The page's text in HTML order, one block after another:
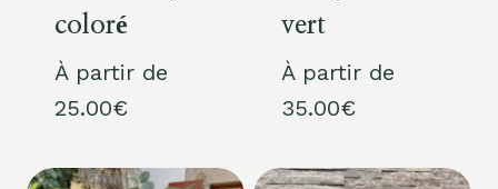
coloré
À partir de
25.00€
vert
À partir de
35.00€